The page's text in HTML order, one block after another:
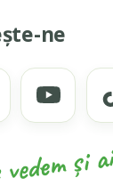
ne
și